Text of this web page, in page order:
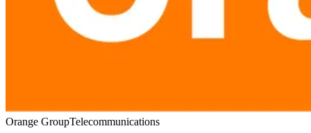
Orange GroupTelecommunications